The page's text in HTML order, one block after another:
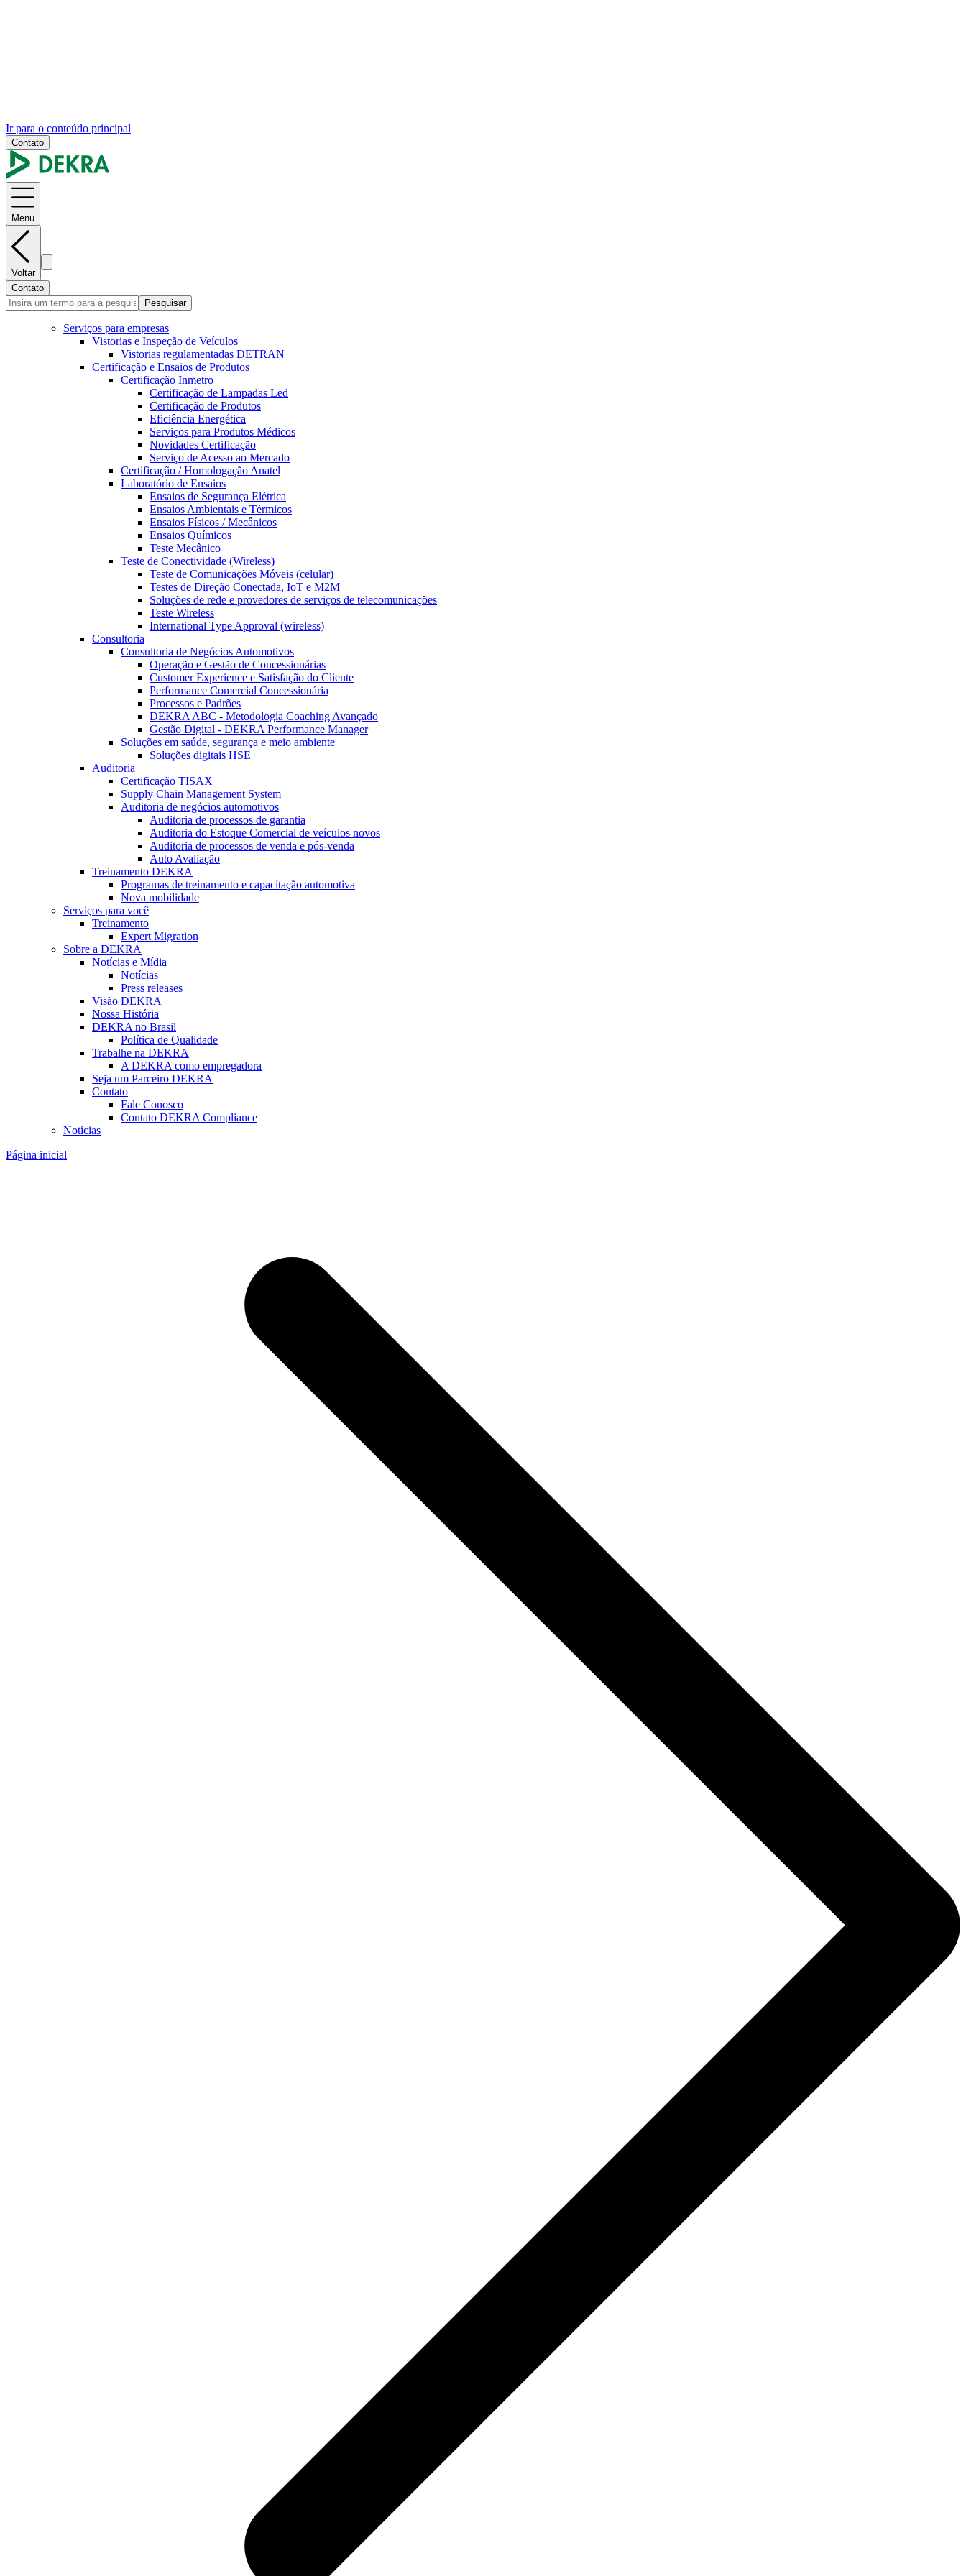
Ir para o conteúdo principal
Contato
Menu
Voltar
Contato
Pesquisar
Serviços para empresas
Vistorias e Inspeção de Veículos
Vistorias regulamentadas DETRAN
Certificação e Ensaios de Produtos
Certificação Inmetro
Certificação de Lampadas Led
Certificação de Produtos
Eficiência Energética
Serviços para Produtos Médicos
Novidades Certificação
Serviço de Acesso ao Mercado
Certificação / Homologação Anatel
Laboratório de Ensaios
Ensaios de Segurança Elétrica
Ensaios Ambientais e Térmicos
Ensaios Físicos / Mecânicos
Ensaios Químicos
Teste Mecânico
Teste de Conectividade (Wireless)
Teste de Comunicações Móveis (celular)
Testes de Direção Conectada, IoT e M2M
Soluções de rede e provedores de serviços de telecomunicações
Teste Wireless
International Type Approval (wireless)
Consultoria
Consultoria de Negócios Automotivos
Operação e Gestão de Concessionárias
Customer Experience e Satisfação do Cliente
Performance Comercial Concessionária
Processos e Padrões
DEKRA ABC - Metodologia Coaching Avançado
Gestão Digital - DEKRA Performance Manager
Soluções em saúde, segurança e meio ambiente
Soluções digitais HSE
Auditoria
Certificação TISAX
Supply Chain Management System
Auditoria de negócios automotivos
Auditoria de processos de garantia
Auditoria do Estoque Comercial de veículos novos
Auditoria de processos de venda e pós-venda
Auto Avaliação
Treinamento DEKRA
Programas de treinamento e capacitação automotiva
Nova mobilidade
Serviços para você
Treinamento
Expert Migration
Sobre a DEKRA
Notícias e Mídia
Notícias
Press releases
Visão DEKRA
Nossa História
DEKRA no Brasil
Política de Qualidade
Trabalhe na DEKRA
A DEKRA como empregadora
Seja um Parceiro DEKRA
Contato
Fale Conosco
Contato DEKRA Compliance
Notícias
Página inicial